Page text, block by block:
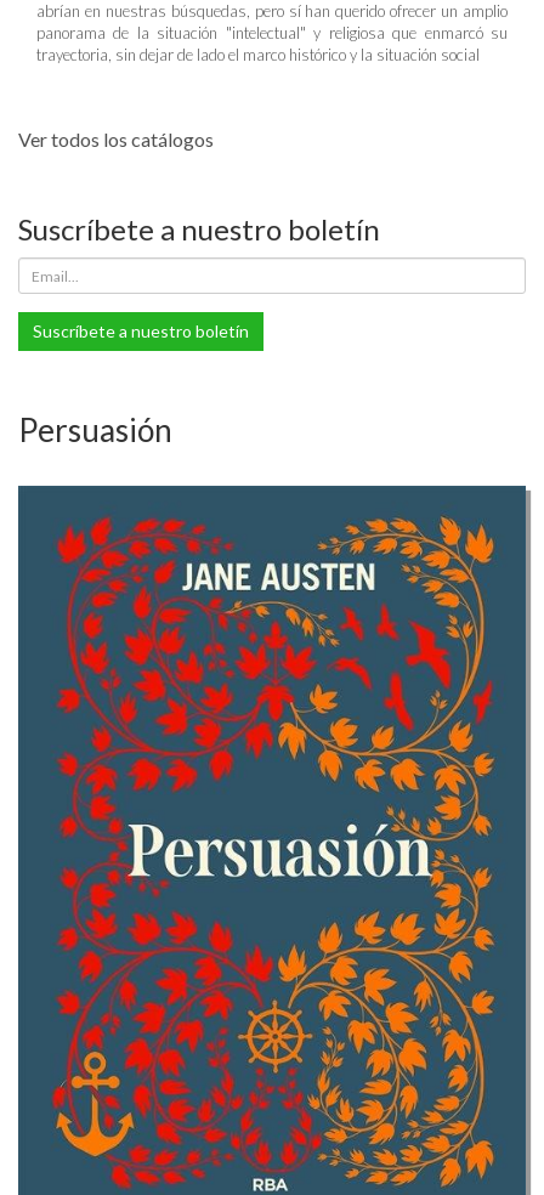
abrían en nuestras búsquedas, pero sí han querido ofrecer un amplio
panorama de la situación "intelectual" y religiosa que enmarcó su
trayectoria, sin dejar de lado el marco histórico y la situación social
Ver todos los catálogos
Suscríbete a nuestro boletín
Suscríbete a nuestro boletín
Persuasión